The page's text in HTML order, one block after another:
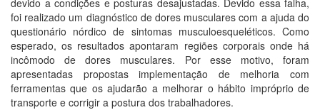
devido a condições e posturas desajustadas. Devido essa falha,
foi realizado um diagnóstico de dores musculares com a ajuda do
questionário nórdico de sintomas musculoesqueléticos. Como
esperado, os resultados apontaram regiões corporais onde há
incômodo de dores musculares. Por esse motivo, foram
apresentadas propostas implementação de melhoria com
ferramentas que os ajudarão a melhorar o hábito impróprio de
transporte e corrigir a postura dos trabalhadores.